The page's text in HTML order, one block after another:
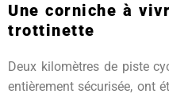
Une corniche à
trottinette
Deux kilomètres de piste
entièrement sécurisée, ont